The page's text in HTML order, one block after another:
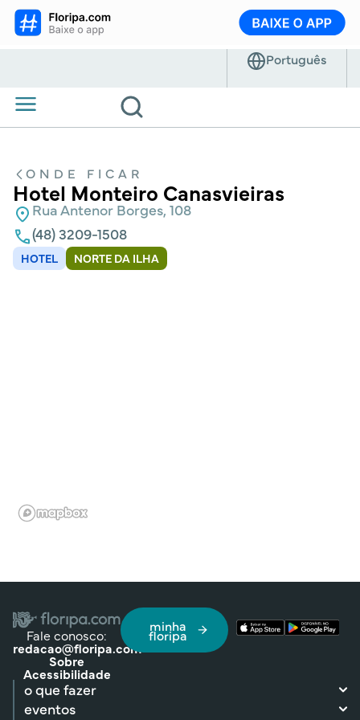
ONDE FICAR
Hotel Monteiro Canasvieiras
Rua Antenor Borges, 108
(48) 3209-1508
HOTEL NORTE DA ILHA
Fale conosco:
redacao@floripa.com
Sobre
Acessibilidade
minha
floripa
o que fazer
eventos